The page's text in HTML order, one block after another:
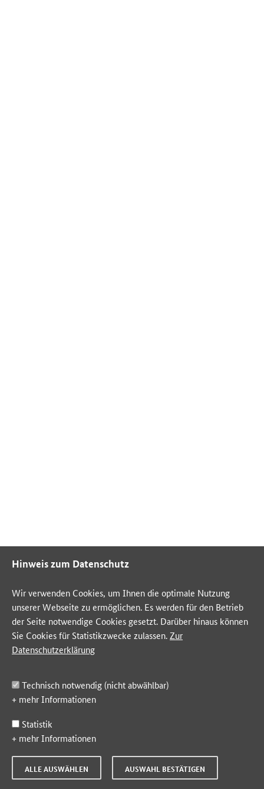
Hinweis zum Datenschutz
Wir verwenden Cookies, um Ihnen die optimale Nutzung
unserer Webseite zu ermöglichen. Es werden für den Betrieb
der Seite notwendige Cookies gesetzt. Darüber hinaus können
Sie Cookies für Statistikzwecke zulassen. Zur
Datenschutzerklärung
Technisch notwendig (nicht abwählbar)
+ mehr Informationen
Statistik
+ mehr Informationen
ALLE AUSWÄHLEN AUSWAHL BESTÄTIGEN